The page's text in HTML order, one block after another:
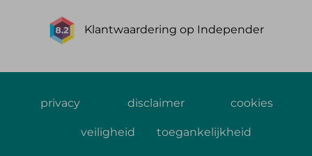
Klantwaardering op Independer
privacy disclaimer cookies
veiligheid toegankelijkheid